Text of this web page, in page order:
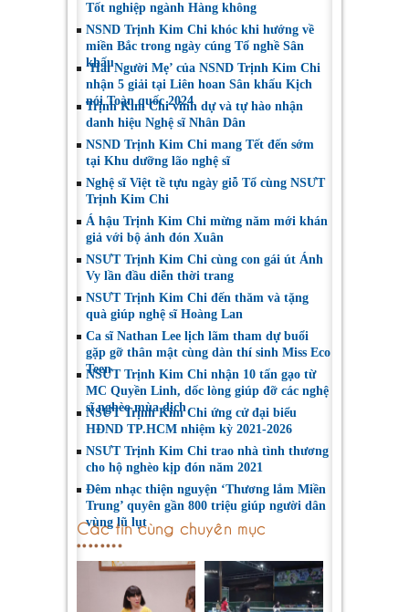
Tốt nghiệp ngành Hàng không
NSND Trịnh Kim Chi khóc khi hướng về
miền Bắc trong ngày cúng Tổ nghề Sân
khấu
‘Hai Người Mẹ’ của NSND Trịnh Kim Chi
nhận 5 giải tại Liên hoan Sân khấu Kịch
nói Toàn quốc 2024
Trịnh Kim Chi vinh dự và tự hào nhận
danh hiệu Nghệ sĩ Nhân Dân
NSND Trịnh Kim Chi mang Tết đến sớm
tại Khu dưỡng lão nghệ sĩ
Nghệ sĩ Việt tề tựu ngày giỗ Tổ cùng NSƯT
Trịnh Kim Chi
Á hậu Trịnh Kim Chi mừng năm mới khán
giả với bộ ảnh đón Xuân
NSƯT Trịnh Kim Chi cùng con gái út Ánh
Vy lần đầu diễn thời trang
NSƯT Trịnh Kim Chi đến thăm và tặng
quà giúp nghệ sĩ Hoàng Lan
Ca sĩ Nathan Lee lịch lãm tham dự buổi
gặp gỡ thân mật cùng dàn thí sinh Miss Eco
Teen
NSƯT Trịnh Kim Chi nhận 10 tấn gạo từ
MC Quyền Linh, dốc lòng giúp đỡ các nghệ
sĩ nghèo mùa dịch
NSƯT Trịnh Kim Chi ứng cử đại biểu
HĐND TP.HCM nhiệm kỳ 2021-2026
NSƯT Trịnh Kim Chi trao nhà tình thương
cho hộ nghèo kịp đón năm 2021
Đêm nhạc thiện nguyện ‘Thương lắm Miền
Trung’ quyên gần 800 triệu giúp người dân
vùng lũ lụt
Các tin cùng chuyên mục